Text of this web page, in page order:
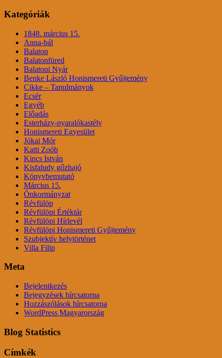
Kategóriák
1848. március 15.
Anna-bál
Balaton
Balatonfüred
Balatoni Nyár
Benke László Honismereti Gyűjtemény
Cikke – Tanulmányok
Ecsér
Egyéb
Előadás
Esterházy-nyaralókastély
Honismereti Egyesület
Jókai Mór
Katti Zoób
Kincs István
Kisfaludy gőzhajó
Könyvbemutató
Március 15.
Önkormányzat
Révfülöp
Révfülöpi Értéktár
Révfülöpi Hírlevél
Révfülöpi Honismereti Gyűjtemény
Szubjektív helytörténet
Villa Filip
Meta
Bejelentkezés
Bejegyzések hírcsatorna
Hozzászólások hírcsatorna
WordPress Magyarország
Blog Statistics
Címkék